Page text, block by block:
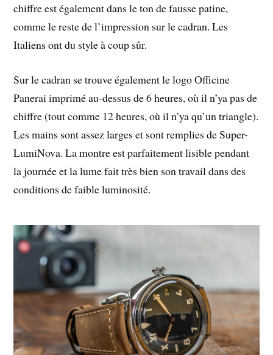
chiffre est également dans le ton de fausse patine,
comme le reste de l’impression sur le cadran. Les
Italiens ont du style à coup sûr.
Sur le cadran se trouve également le logo Officine
Panerai imprimé au-dessus de 6 heures, où il n’ya pas de
chiffre (tout comme 12 heures, où il n’ya qu’un triangle).
Les mains sont assez larges et sont remplies de Super-
LumiNova. La montre est parfaitement lisible pendant
la journée et la lume fait très bien son travail dans des
conditions de faible luminosité.